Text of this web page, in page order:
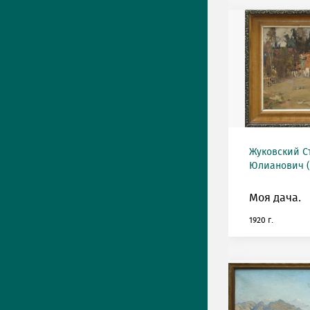
Жуковский
Юлианович
Моя дача.
1920 г.